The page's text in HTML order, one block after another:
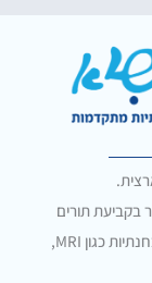
בקביעת תורים
מהירים להתייעצות עם רופא מומחה פרטי ולבדיקות אבחנתיות כגון MRI,